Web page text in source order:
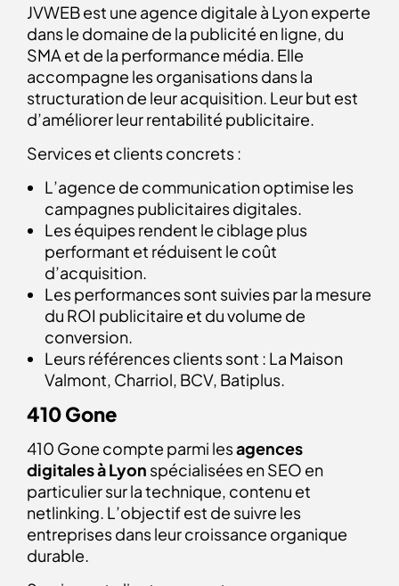
JVWEB est une agence digitale à Lyon experte
dans le domaine de la publicité en ligne, du
SMA et de la performance média. Elle
accompagne les organisations dans la
structuration de leur acquisition. Leur but est
d’améliorer leur rentabilité publicitaire.
Services et clients concrets :
L’agence de communication optimise les
campagnes publicitaires digitales.
Les équipes rendent le ciblage plus
performant et réduisent le coût
d’acquisition.
Les performances sont suivies par la mesure
du ROI publicitaire et du volume de
conversion.
Leurs références clients sont : La Maison
Valmont, Charriol, BCV, Batiplus.
410 Gone
410 Gone compte parmi lesagences
digitales à Lyon spécialisées en SEO en
particulier sur la technique, contenu et
netlinking. L’objectif est de suivre les
entreprises dans leur croissance organique
durable.